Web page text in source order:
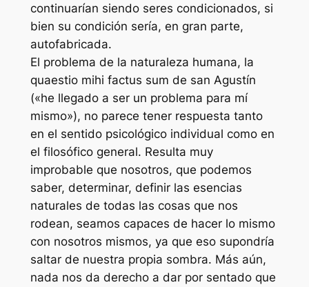
continuarían siendo seres condicionados, si
bien su condición sería, en gran parte,
autofabricada.
El problema de la naturaleza humana, la
quaestio mihi factus sum de san Agustín
(«he llegado a ser un problema para mí
mismo»), no parece tener respuesta tanto
en el sentido psicológico individual como en
el filosófico general. Resulta muy
improbable que nosotros, que podemos
saber, determinar, definir las esencias
naturales de todas las cosas que nos
rodean, seamos capaces de hacer lo mismo
con nosotros mismos, ya que eso supondría
saltar de nuestra propia sombra. Más aún,
nada nos da derecho a dar por sentado que